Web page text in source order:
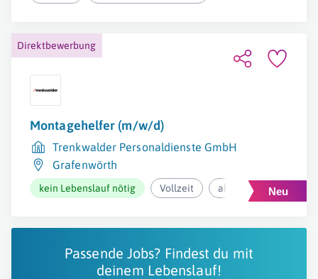
Direktbewerbung
Montagehelfer (m/w/d)
Trenkwalder Personaldienste GmbH
Grafenwörth
kein Lebenslauf nötig Vollzeit ab 2.571,94€ pro
Passende Jobs? Findest du mit
deinem Lebenslauf!